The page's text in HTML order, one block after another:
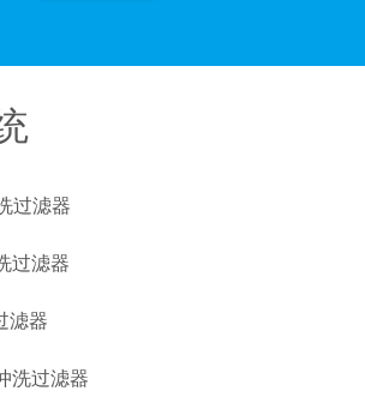
过滤器
过滤器
滤器
洗过滤器